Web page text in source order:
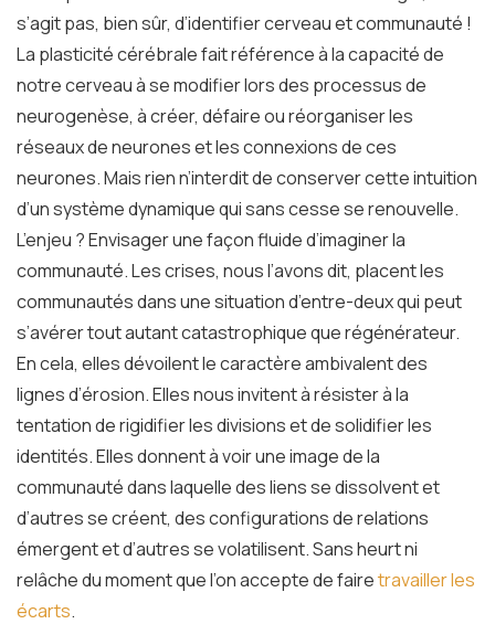
s’agit pas, bien sûr, d’identifier cerveau et communauté !
La plasticité cérébrale fait référence à la capacité de
notre cerveau à se modifier lors des processus de
neurogenèse, à créer, défaire ou réorganiser les
réseaux de neurones et les connexions de ces
neurones. Mais rien n’interdit de conserver cette intuition
d’un système dynamique qui sans cesse se renouvelle.
L’enjeu ? Envisager une façon fluide d’imaginer la
communauté. Les crises, nous l’avons dit, placent les
communautés dans une situation d’entre-deux qui peut
s’avérer tout autant catastrophique que régénérateur.
En cela, elles dévoilent le caractère ambivalent des
lignes d’érosion. Elles nous invitent à résister à la
tentation de rigidifier les divisions et de solidifier les
identités. Elles donnent à voir une image de la
communauté dans laquelle des liens se dissolvent et
d’autres se créent, des configurations de relations
émergent et d’autres se volatilisent. Sans heurt ni
relâche du moment que l’on accepte de fairetravailler les
écarts.